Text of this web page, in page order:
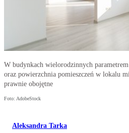
W budynkach wielorodzinnych
oraz powierzchnia pomieszczeń w lokalu
prawnie obojętne
Foto: AdobeStock
Aleksandra Tarka